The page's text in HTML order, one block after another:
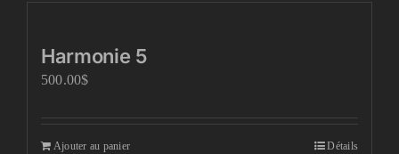
Harmonie 5
500.00$
Ajouter au panier Détails